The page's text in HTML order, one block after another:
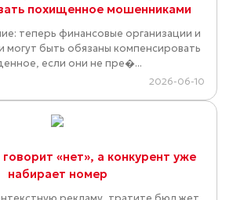
похищенное мошенниками
теперь финансовые организации и
могут быть обязаны компенсировать
если они не пре�...
2026-06-10
«нет», а конкурент уже
набирает номер